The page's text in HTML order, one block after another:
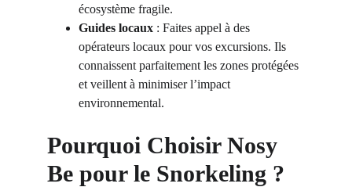
écosystème fragile.
Guides locaux : Faites appel à des
opérateurs locaux pour vos excursions. Ils
connaissent parfaitement les zones protégées
et veillent à minimiser l’impact
environnemental.
Pourquoi Choisir Nosy
Be pour le Snorkeling ?